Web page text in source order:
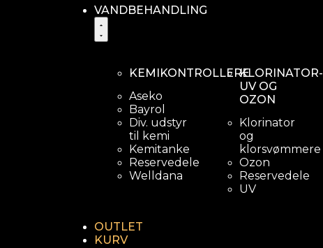
VANDBEHANDLING
KEMIKONTROLLERE
Aseko
Bayrol
Div. udstyr
til kemi
Kemitanke
Reservedele
Welldana
KLORINATOR-
UV OG
OZON
Klorinator
og
klorsvømmere
Ozon
Reservedele
UV
OUTLET
KURV
Hurtig lerveringstid